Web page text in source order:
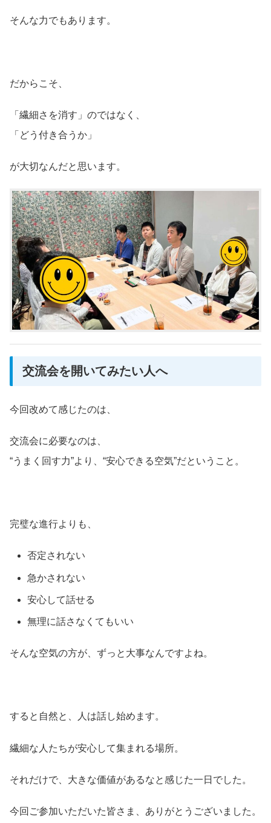
そんな力でもあります。
だからこそ、
「繊細さを消す」のではなく、
「どう付き合うか」
が大切なんだと思います。
交流会を開いてみたい人へ
今回改めて感じたのは、
交流会に必要なのは、
“うまく回す力”より、“安心できる空気”だということ。
完璧な進行よりも、
否定されない
急かされない
安心して話せる
無理に話さなくてもいい
そんな空気の方が、ずっと大事なんですよね。
すると自然と、人は話し始めます。
繊細な人たちが安心して集まれる場所。
それだけで、大きな価値があるなと感じた一日でした。
今回ご参加いただいた皆さま、ありがとうございました。